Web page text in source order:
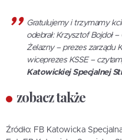
Gratulujemy i trzymamy
odebrał: Krzysztof Bojdoł
Żelazny – prezes zarządu
wiceprezes KSSE –
Katowickiej Specjalnej
zobacz także
Źródło: FB Katowicka